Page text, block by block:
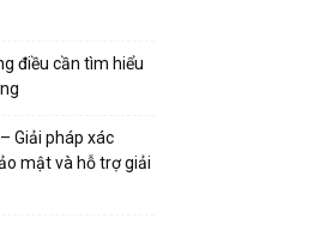
điều cần tìm hiểu
Giải pháp xác
mật và hỗ trợ giải